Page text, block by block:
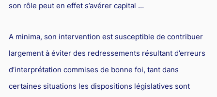
son rôle peut en effet s’avérer capital …
A minima, son intervention est susceptible de contribuer
largement à éviter des redressements résultant d’erreurs
d’interprétation commises de bonne foi, tant dans
certaines situations les dispositions législatives sont